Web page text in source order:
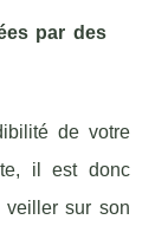
par des
de votre
il est donc
veiller sur son